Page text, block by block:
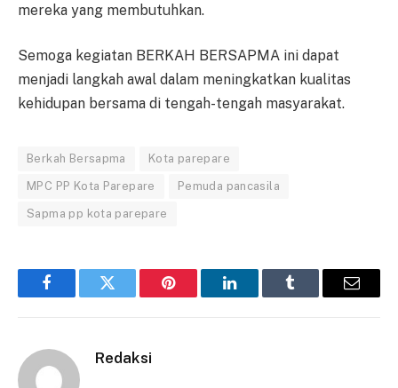
mereka yang membutuhkan.
Semoga kegiatan BERKAH BERSAPMA ini dapat
menjadi langkah awal dalam meningkatkan kualitas
kehidupan bersama di tengah-tengah masyarakat.
Berkah Bersapma Kota parepare
MPC PP Kota Parepare Pemuda pancasila
Sapma pp kota parepare
FacebookTwitter Pinterest LinkedInTumblr Email
Redaksi